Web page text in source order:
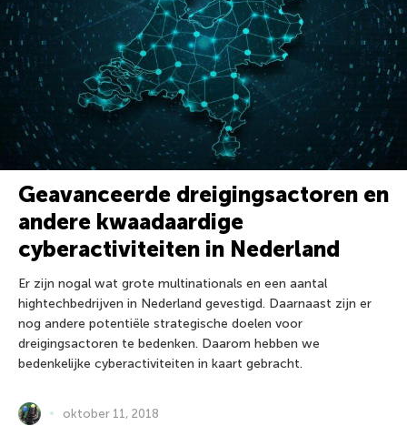
Geavanceerde dreigingsactoren en
andere kwaadaardige
cyberactiviteiten in Nederland
Er zijn nogal wat grote multinationals en een aantal
hightechbedrijven in Nederland gevestigd. Daarnaast zijn er
nog andere potentiële strategische doelen voor
dreigingsactoren te bedenken. Daarom hebben we
bedenkelijke cyberactiviteiten in kaart gebracht.
oktober 11, 2018